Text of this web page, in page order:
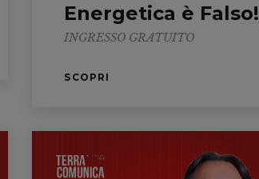
Energetica è Falso!
INGRESSO GRATUITO
SCOPRI